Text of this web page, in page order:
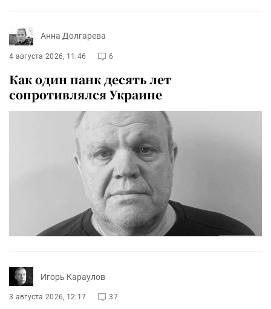
Анна Долгарева
4 августа 2026, 11:46 6
Как один панк десять лет
сопротивлялся Украине
Игорь Караулов
3 августа 2026, 12:17 37